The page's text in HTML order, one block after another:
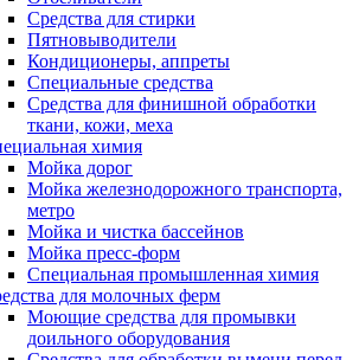
Средства для стирки
Пятновыводители
Кондиционеры, аппреты
Специальные средства
Средства для финишной обработки
ткани, кожи, меха
химия
Мойка дорог
Мойка железнодорожного транспорта,
метро
Мойка и чистка бассейнов
Мойка пресс-форм
Специальная промышленная химия
для молочных ферм
Моющие средства для промывки
доильного оборудования